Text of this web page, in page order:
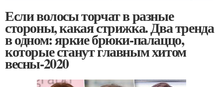
Если волосы торчат в разные
стороны, какая стрижка. Два тренда
в одном: яркие брюки-палаццо,
которые станут главным хитом
весны-2020